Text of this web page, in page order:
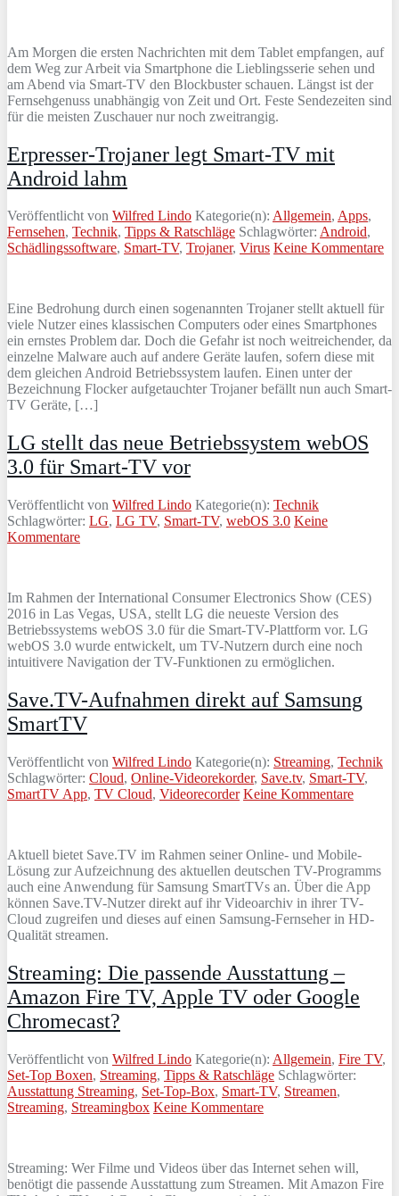
Am Morgen die ersten Nachrichten mit dem Tablet empfangen, auf
dem Weg zur Arbeit via Smartphone die Lieblingsserie sehen und
am Abend via Smart-TV den Blockbuster schauen. Längst ist der
Fernsehgenuss unabhängig von Zeit und Ort. Feste Sendezeiten sind
für die meisten Zuschauer nur noch zweitrangig.
Erpresser-Trojaner legt Smart-TV mit
Android lahm
Veröffentlicht von Wilfred Lindo Kategorie(n): Allgemein, Apps,
Fernsehen, Technik, Tipps & Ratschläge Schlagwörter: Android,
Schädlingssoftware, Smart-TV, Trojaner, Virus Keine Kommentare
Eine Bedrohung durch einen sogenannten Trojaner stellt aktuell für
viele Nutzer eines klassischen Computers oder eines Smartphones
ein ernstes Problem dar. Doch die Gefahr ist noch weitreichender, da
einzelne Malware auch auf andere Geräte laufen, sofern diese mit
dem gleichen Android Betriebssystem laufen. Einen unter der
Bezeichnung Flocker aufgetauchter Trojaner befällt nun auch Smart-
TV Geräte, […]
LG stellt das neue Betriebssystem webOS
3.0 für Smart-TV vor
Veröffentlicht von Wilfred Lindo Kategorie(n): Technik
Schlagwörter: LG, LG TV, Smart-TV, webOS 3.0 Keine
Kommentare
Im Rahmen der International Consumer Electronics Show (CES)
2016 in Las Vegas, USA, stellt LG die neueste Version des
Betriebssystems webOS 3.0 für die Smart-TV-Plattform vor. LG
webOS 3.0 wurde entwickelt, um TV-Nutzern durch eine noch
intuitivere Navigation der TV-Funktionen zu ermöglichen.
Save.TV-Aufnahmen direkt auf Samsung
SmartTV
Veröffentlicht von Wilfred Lindo Kategorie(n): Streaming, Technik
Schlagwörter: Cloud, Online-Videorekorder, Save.tv, Smart-TV,
SmartTV App, TV Cloud, Videorecorder Keine Kommentare
Aktuell bietet Save.TV im Rahmen seiner Online- und Mobile-
Lösung zur Aufzeichnung des aktuellen deutschen TV-Programms
auch eine Anwendung für Samsung SmartTVs an. Über die App
können Save.TV-Nutzer direkt auf ihr Videoarchiv in ihrer TV-
Cloud zugreifen und dieses auf einen Samsung-Fernseher in HD-
Qualität streamen.
Streaming: Die passende Ausstattung –
Amazon Fire TV, Apple TV oder Google
Chromecast?
Veröffentlicht von Wilfred Lindo Kategorie(n): Allgemein, Fire TV,
Set-Top Boxen, Streaming, Tipps & Ratschläge Schlagwörter:
Ausstattung Streaming, Set-Top-Box, Smart-TV, Streamen,
Streaming, Streamingbox Keine Kommentare
Streaming: Wer Filme und Videos über das Internet sehen will,
benötigt die passende Ausstattung zum Streamen. Mit Amazon Fire